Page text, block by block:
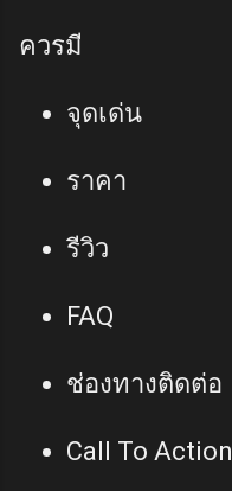
ควรมี
จุดเด่น
ราคา
รีวิว
FAQ
ช่องทางติดต่อ
Call To Action